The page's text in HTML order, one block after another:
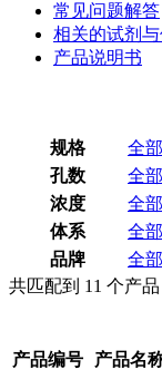
常见问题解答
相关的试剂
产品说明书
规格 全部
孔数
全部
浓度
全部
体系
全部
品牌
全部
共匹配到 11 个产品
产品编号 产品名